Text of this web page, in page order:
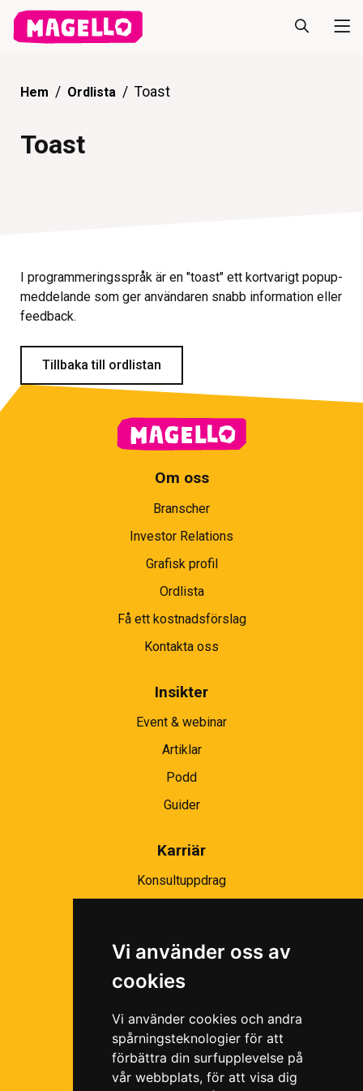
Vi använder oss av
cookies
Vi använder cookies och andra
spårningsteknologier för att
förbättra din surfupplevelse på
vår webbplats, för att visa dig
Hem Ordlista Toast
Toast
I programmeringsspråk är en "toast" ett kortvarigt popup-
meddelande som ger användaren snabb information eller
feedback.
Tillbaka till ordlistan
Om oss
Branscher
Investor Relations
Grafisk profil
Ordlista
Få ett kostnadsförslag
Kontakta oss
Insikter
Event & webinar
Artiklar
Podd
Guider
Karriär
Konsultuppdrag
Ramavtal